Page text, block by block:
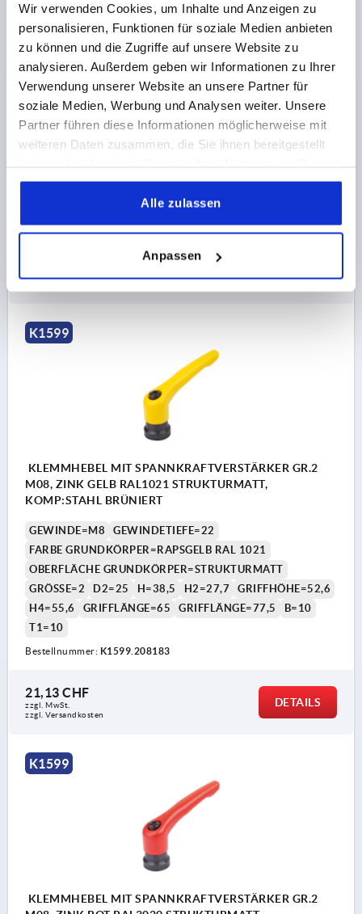
Wir verwenden Cookies, um Inhalte und Anzeigen zu
personalisieren, Funktionen für soziale Medien anbieten
zu können und die Zugriffe auf unsere Website zu
analysieren. Außerdem geben wir Informationen zu Ihrer
Verwendung unserer Website an unsere Partner für
soziale Medien, Werbung und Analysen weiter. Unsere
Partner führen diese Informationen möglicherweise mit
weiteren Daten zusammen, die Sie ihnen bereitgestellt
gesammelt haben.
Alle zulassen
Anpassen
KLEMMHEBEL MIT SPANNKRAFTVERSTÄRKER GR.2
M08, ZINK ORANGE RAL2004 STRUKTURMATT,
KOMP:STAHL BRÜNIERT
GEWINDE=M8
GEWINDETIEFE=22
FARBE GRUNDKÖRPER=REINORANGE RAL 2004
OBERFLÄCHE GRUNDKÖRPER=STRUKTURMATT
K1599
KLEMMHEBEL MIT SPANNKRAFTVERSTÄRKER GR.2
M08, ZINK GELB RAL1021 STRUKTURMATT,
KOMP:STAHL BRÜNIERT
GEWINDE=M8
GEWINDETIEFE=22
FARBE GRUNDKÖRPER=RAPSGELB RAL 1021
OBERFLÄCHE GRUNDKÖRPER=STRUKTURMATT
GRÖSSE=2
D2=25 H=38,5 H2=27,7
GRIFFHÖHE=52,6
H4=55,6
GRIFFLÄNGE=65 GRIFFLÄNGE=77,5
B=10
T1=10
Bestellnummer: K1599.208183
21,13 CHF
zzgl. MwSt.
zzgl. Versandkosten
DETAILS
K1599
KLEMMHEBEL MIT SPANNKRAFTVERSTÄRKER GR.2